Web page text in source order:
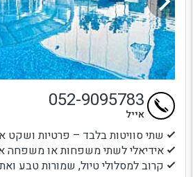
שתי סוויטות בלבד – פרטיות ושקט
אידיאלי לשתי משפחות או משפחה
קרוב למסלולי טיול, שמורות טבע
052-9095783
אייל